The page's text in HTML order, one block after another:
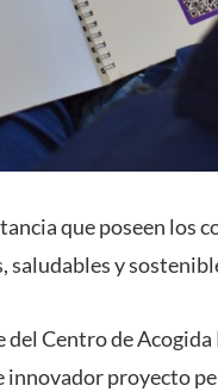
que poseen los
y
Centro de
innovador proyecto